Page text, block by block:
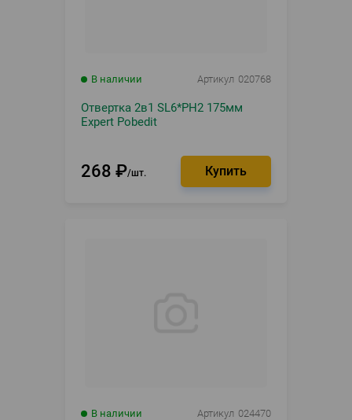
В наличии Артикул 020768
Отвертка 2в1 SL6*PH2 175мм
Expert Pobedit
268 ₽ шт.
В наличии Артикул 024470